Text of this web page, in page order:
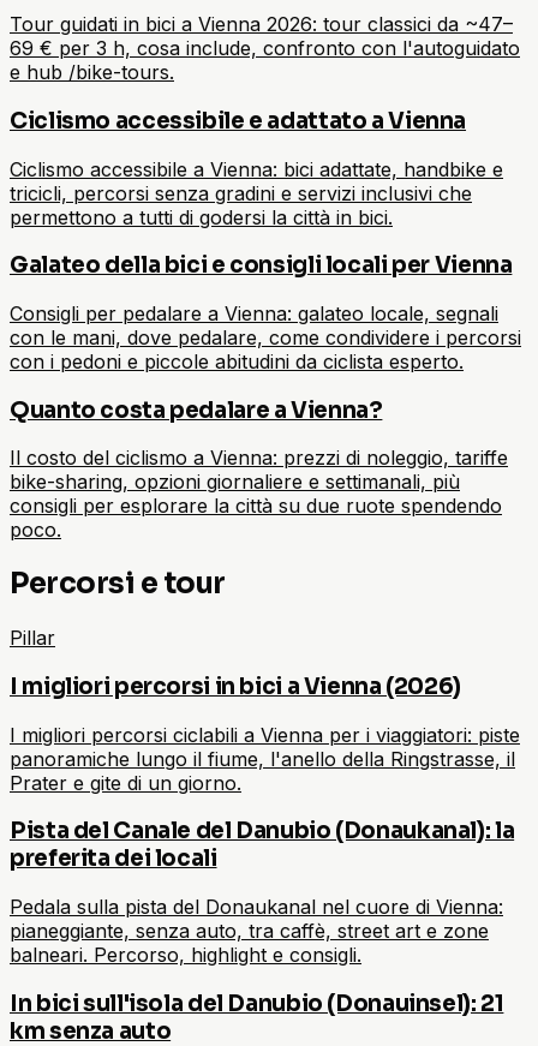
Tour guidati in bici a Vienna 2026: tour classici da ~47–
69 € per 3 h, cosa include, confronto con l'autoguidato
e hub /bike-tours.
Ciclismo accessibile e adattato a Vienna
Ciclismo accessibile a Vienna: bici adattate, handbike e
tricicli, percorsi senza gradini e servizi inclusivi che
permettono a tutti di godersi la città in bici.
Galateo della bici e consigli locali per Vienna
Consigli per pedalare a Vienna: galateo locale, segnali
con le mani, dove pedalare, come condividere i percorsi
con i pedoni e piccole abitudini da ciclista esperto.
Quanto costa pedalare a Vienna?
Il costo del ciclismo a Vienna: prezzi di noleggio, tariffe
bike-sharing, opzioni giornaliere e settimanali, più
consigli per esplorare la città su due ruote spendendo
poco.
Percorsi e tour
Pillar
I migliori percorsi in bici a Vienna (2026)
I migliori percorsi ciclabili a Vienna per i viaggiatori: piste
panoramiche lungo il fiume, l'anello della Ringstrasse, il
Prater e gite di un giorno.
Pista del Canale del Danubio (Donaukanal): la
preferita dei locali
Pedala sulla pista del Donaukanal nel cuore di Vienna:
pianeggiante, senza auto, tra caffè, street art e zone
balneari. Percorso, highlight e consigli.
In bici sull'isola del Danubio (Donauinsel): 21
km senza auto